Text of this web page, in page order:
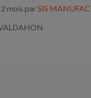
mois parSIS